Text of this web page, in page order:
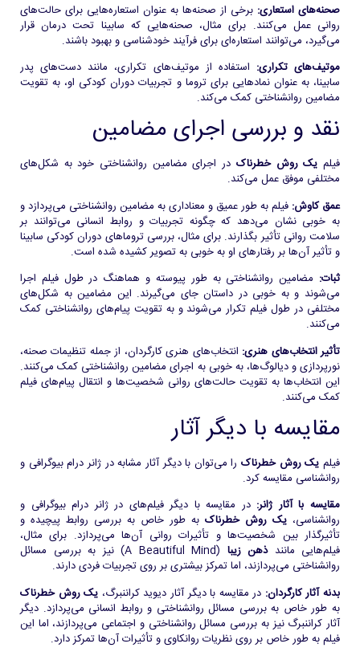
صحنه‌های استعاری: برخی از صحنه‌ها به عنوان استعاره‌هایی برای حالت‌های
روانی عمل می‌کنند. برای مثال، صحنه‌هایی که سابینا تحت درمان قرار
می‌گیرد، می‌توانند استعاره‌ای برای فرآیند خودشناسی و بهبود باشند.
موتیف‌های تکراری: استفاده از موتیف‌های تکراری، مانند دست‌های پدر
سابینا، به عنوان نمادهایی برای تروما و تجربیات دوران کودکی او، به تقویت
مضامین روانشناختی کمک می‌کند.
نقد و بررسی اجرای مضامین
فیلم یک روش خطرناک در اجرای مضامین روانشناختی خود به شکل‌های
مختلفی موفق عمل می‌کند.
عمق کاوش: فیلم به طور عمیق و معناداری به مضامین روانشناختی می‌پردازد و
به خوبی نشان می‌دهد که چگونه تجربیات و روابط انسانی می‌توانند بر
سلامت روانی تأثیر بگذارند. برای مثال، بررسی تروماهای دوران کودکی سابینا
و تأثیر آن‌ها بر رفتارهای او به خوبی به تصویر کشیده شده است.
ثبات: مضامین روانشناختی به طور پیوسته و هماهنگ در طول فیلم اجرا
می‌شوند و به خوبی در داستان جای می‌گیرند. این مضامین به شکل‌های
مختلفی در طول فیلم تکرار می‌شوند و به تقویت پیام‌های روانشناختی کمک
می‌کنند.
تأثیر انتخاب‌های هنری: انتخاب‌های هنری کارگردان، از جمله تنظیمات صحنه،
نورپردازی و دیالوگ‌ها، به خوبی به اجرای مضامین روانشناختی کمک می‌کنند.
این انتخاب‌ها به تقویت حالت‌های روانی شخصیت‌ها و انتقال پیام‌های فیلم
کمک می‌کنند.
مقایسه با دیگر آثار
فیلم یک روش خطرناکرا می‌توان با دیگر آثار مشابه در ژانر درام بیوگرافی و
روانشناسی مقایسه کرد.
مقایسه با آثار ژانر: در مقایسه با دیگر فیلم‌های در ژانر درام بیوگرافی و
روانشناسی، یک روش خطرناک به طور خاص به بررسی روابط پیچیده و
تأثیرگذار بین شخصیت‌ها و تأثیرات روانی آن‌ها می‌پردازد. برای مثال،
فیلم‌هایی مانندذهن زیبا
(A Beautiful Mind) نیز به بررسی مسائل
روانشناختی می‌پردازند، اما تمرکز بیشتری بر روی تجربیات فردی دارند.
بدنه آثار کارگردان: در مقایسه با دیگر آثار دیوید کراننبرگ، یک روش خطرناک
به طور خاص به بررسی مسائل روانشناختی و روابط انسانی می‌پردازد. دیگر
آثار کراننبرگ نیز به بررسی مسائل روانشناختی و اجتماعی می‌پردازند، اما این
فیلم به طور خاص بر روی نظریات روانکاوی و تأثیرات آن‌ها تمرکز دارد.